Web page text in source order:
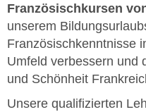
Französischkursen
unserem
Französischkenntnisse
Umfeld verbessern und
und Schönheit
Unsere qualifizierten